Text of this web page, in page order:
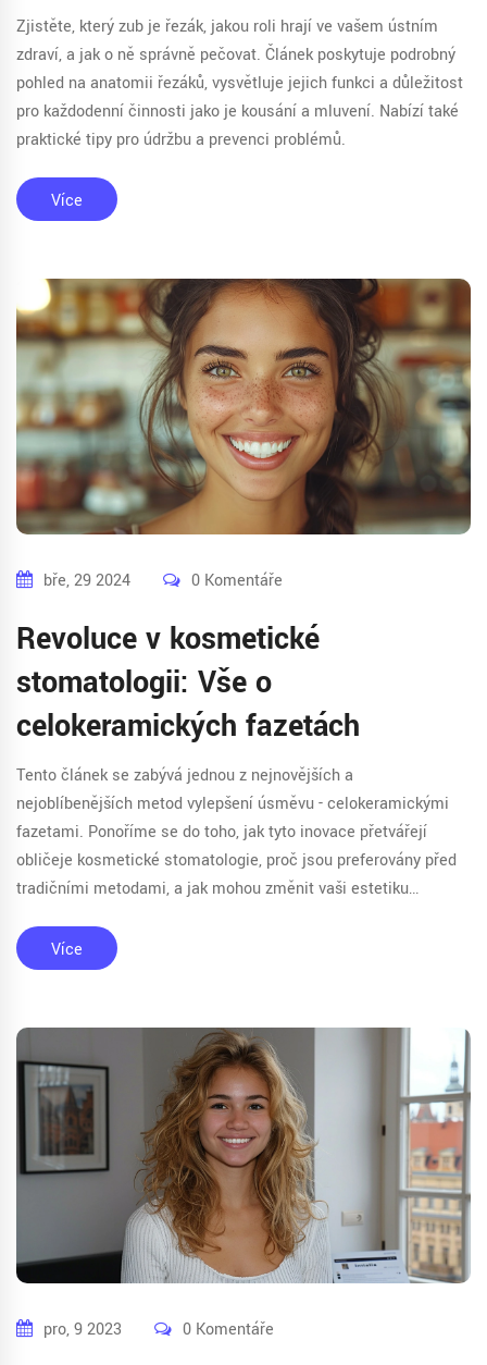
Zjistěte, který zub je řezák, jakou roli hrají ve vašem ústním
zdraví, a jak o ně správně pečovat. Článek poskytuje podrobný
pohled na anatomii řezáků, vysvětluje jejich funkci a důležitost
pro každodenní činnosti jako je kousání a mluvení. Nabízí také
praktické tipy pro údržbu a prevenci problémů.
Více
bře, 29 2024 0 Komentáře
Revoluce v kosmetické
stomatologii: Vše o
celokeramických fazetách
Tento článek se zabývá jednou z nejnovějších a
nejoblíbenějších metod vylepšení úsměvu - celokeramickými
fazetami. Ponoříme se do toho, jak tyto inovace přetvářejí
obličeje kosmetické stomatologie, proč jsou preferovány před
tradičními metodami, a jak mohou změnit vaši estetiku
jak se o ně správně starat, aby vydržely co nejdéle.
Více
pro, 9 2023 0 Komentáře